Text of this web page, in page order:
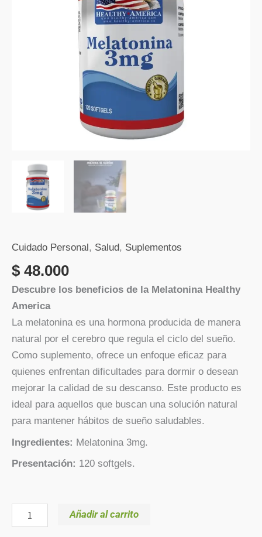
Cuidado Personal , Salud, Suplementos
$ 48.000
Descubre los beneficios de la Melatonina Healthy
America
La melatonina es una hormona producida de manera
natural por el cerebro que regula el ciclo del sueño.
Como suplemento, ofrece un enfoque eficaz para
quienes enfrentan dificultades para dormir o desean
mejorar la calidad de su descanso. Este producto es
ideal para aquellos que buscan una solución natural
para mantener hábitos de sueño saludables.
Ingredientes: Melatonina 3mg.
Presentación: 120 softgels.
Añadir al carrito